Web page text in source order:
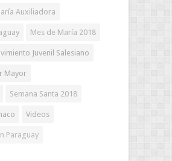
Auxiliadora
Mes de María 2018
Juvenil Salesiano
Mayor
Semana Santa 2018
Videos
Paraguay